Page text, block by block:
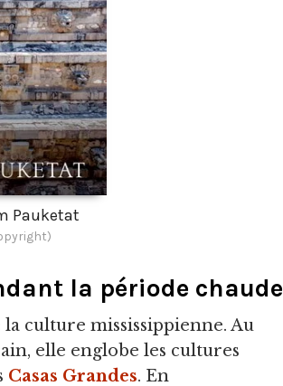
Pauketat
la période chaude
la culture mississippienne. Au
elle englobe les cultures
Casas Grandes. En